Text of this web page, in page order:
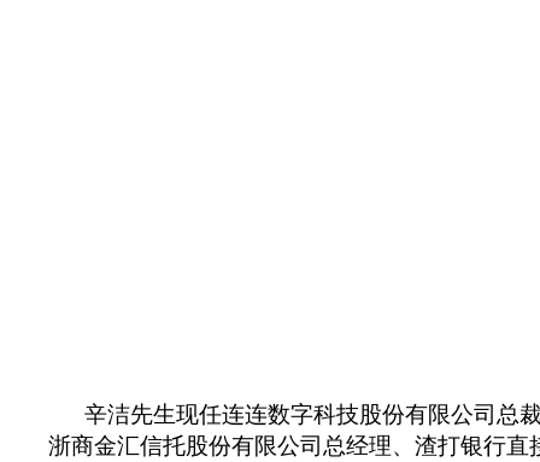
辛洁先生现任连连数字科技股份有限公司总
浙商金汇信托股份有限公司总经理、渣打银行直